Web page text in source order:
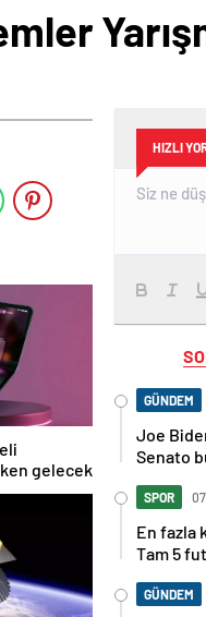
gelecek
HIZLI
GÜNDEM
Joe
Senato
SPOR
En fazla
Tam 5
GÜNDEM